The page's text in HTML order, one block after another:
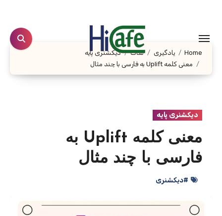
content
Home یادگیری لغات
دیکشنری پایه
معنی کلمه Uplift به فارسی با چند مثال
دیکشنری پایه
معنی کلمه Uplift به
فارسی با چند مثال
#دیکشنری